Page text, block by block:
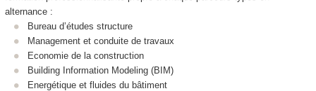
alternance:
Bureau d’études structure
Management et conduite de travaux
Economie de la construction
Building Information Modeling (BIM)
Energétique et fluides du bâtiment